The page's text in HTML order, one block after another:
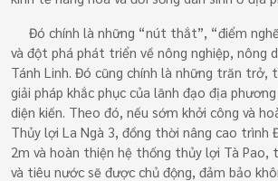
Đó chính là những “nút thắt”, “điểm
và đột phá phát triển về nông nghiệp, nông
Tánh Linh. Đó cũng chính là những trăn trở,
giải pháp khắc phục của lãnh đạo địa
diện kiến. Theo đó, nếu sớm khởi công và
Thủy lợi La Ngà 3, đồng thời nâng cao trình
2m và hoàn thiện hệ thống thủy lợi Tà
và tiêu nước sẽ được chủ động, đảm bảo